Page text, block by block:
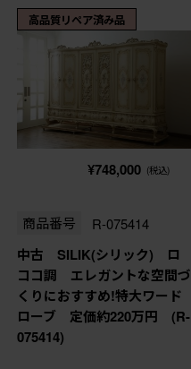
高品質リペア済み品
¥748,000 (税込)
商品番号 R-075414
中古 SILIK(シリック) ロ
ココ調 エレガントな空間づ
くりにおすすめ!特大ワード
ローブ 定価約220万円 (R-
075414)